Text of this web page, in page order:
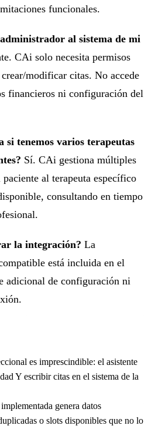
funcionales.
al sistema de mi
CAi solo necesita permisos
modificar citas. No accede
financieros ni configuración del
si tenemos varios terapeutas
Sí. CAi gestiona múltiples
al terapeuta específico
consultando en tiempo
la integración? La
está incluida en el
adicional de configuración ni
es imprescindible: el asistente
Y escribir citas en el sistema de la
genera datos
o slots disponibles que no lo